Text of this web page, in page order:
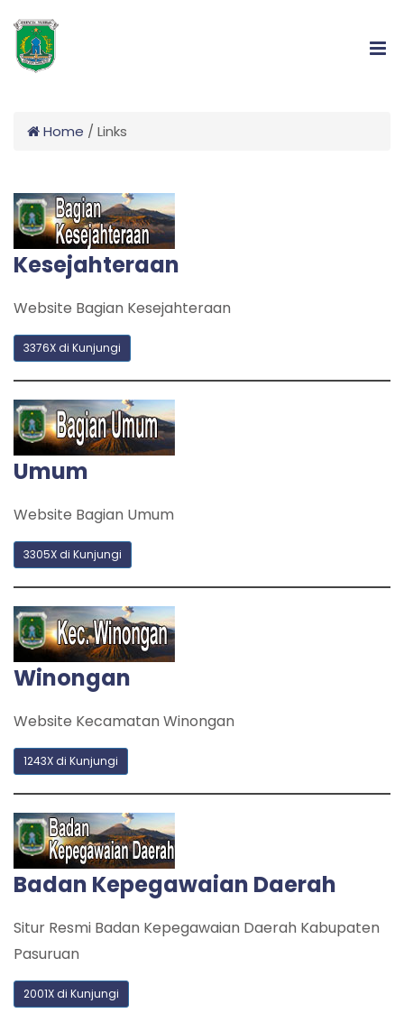
Home / Links
Kesejahteraan
Website Bagian Kesejahteraan
3376X di Kunjungi
Umum
Website Bagian Umum
3305X di Kunjungi
Winongan
Website Kecamatan Winongan
1243X di Kunjungi
Badan Kepegawaian Daerah
Situr Resmi Badan Kepegawaian Daerah Kabupaten
Pasuruan
2001X di Kunjungi